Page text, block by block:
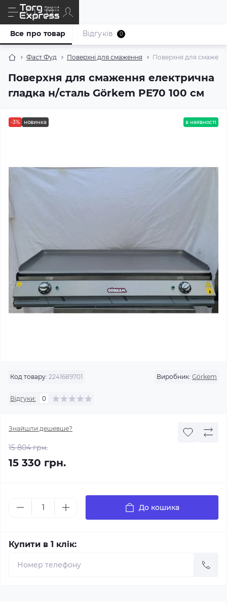
Фаст Фуд Поверхні для смаження Поверхня для
Поверхня для смаження електрична
гладка н/сталь Görkem PE70 100 см
Все про товар Відгуків 0
-3% новинка в наявності
Код товару: 2241689701 Виробник: Görkem
Відгуки: 0
Знайшли дешевше?
15 804 грн.
15 330 грн.
До кошика
Купити в 1 клік: